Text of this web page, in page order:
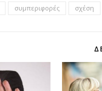
συμπεριφορές σχέση